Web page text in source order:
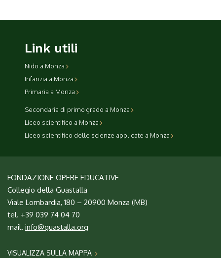
Link utili
Nido a Monza
Infanzia a Monza
Primaria a Monza
Secondaria di primo grado a Monza
Liceo scientifico a Monza
Liceo scientifico delle scienze applicate a Monza
FONDAZIONE OPERE EDUCATIVE
Collegio della Guastalla
Viale Lombardia, 180 – 20900 Monza (MB)
tel. +39 039 74 04 70
mail. info@guastalla.org
VISUALIZZA SULLA MAPPA